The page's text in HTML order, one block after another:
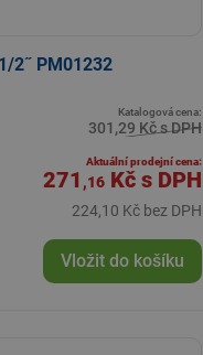
2˝ PM01232
Katalogová cena:
301,29 Kč s DPH
Aktuální prodejní cena:
271 ,16 Kč s DPH
224,10 Kč bez DPH
Vložit do košíku